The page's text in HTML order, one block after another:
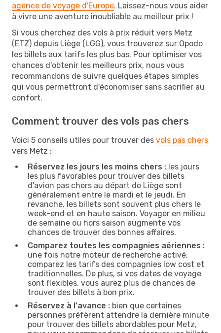
agence de voyage d'Europe. Laissez-nous vous aider
à vivre une aventure inoubliable au meilleur prix !
Si vous cherchez des vols à prix réduit vers Metz
(ETZ) depuis Liège (LGG), vous trouverez sur Opodo
les billets aux tarifs les plus bas. Pour optimiser vos
chances d'obtenir les meilleurs prix, nous vous
recommandons de suivre quelques étapes simples
qui vous permettront d'économiser sans sacrifier au
confort.
Comment trouver des vols pas chers
Voici 5 conseils utiles pour trouver des vols pas chers
vers Metz :
Réservez les jours les moins chers : les jours
les plus favorables pour trouver des billets
d'avion pas chers au départ de Liège sont
généralement entre le mardi et le jeudi. En
revanche, les billets sont souvent plus chers le
week-end et en haute saison. Voyager en milieu
de semaine ou hors saison augmente vos
chances de trouver des bonnes affaires.
Comparez toutes les compagnies aériennes :
une fois notre moteur de recherche activé,
comparez les tarifs des compagnies low cost et
traditionnelles. De plus, si vos dates de voyage
sont flexibles, vous aurez plus de chances de
trouver des billets à bon prix.
Réservez à l'avance : bien que certaines
personnes préfèrent attendre la dernière minute
pour trouver des billets abordables pour Metz,